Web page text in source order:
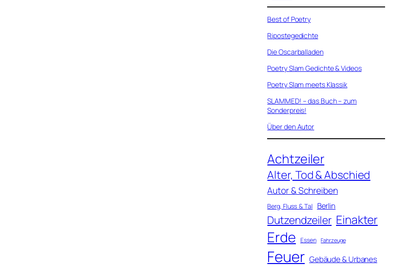
Best of Poetry
Ripostegedichte
Die Oscarballaden
Poetry Slam Gedichte & Videos
Poetry Slam meets Klassik
SLAMMED! – das Buch – zum
Sonderpreis!
Über den Autor
Achtzeiler
Alter, Tod & Abschied
Autor & Schreiben
Berg, Fluss & Tal Berlin
Dutzendzeiler Einakter
Erde Essen Fahrzeuge
Feuer Gebäude & Urbanes